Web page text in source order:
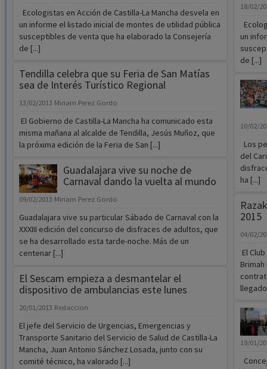
Ecologistas en Acción de Castilla-La Mancha desvela en
un informe el listado inicial de montes de utilidad pública
susceptibles de venta que ha elaborado la Consejería
de [...]
Tendilla celebra que su Feria de San Matías
sea de Interés Turístico Regional
13/02/2013 Miriam Perez Gordo
El Gobierno de Castilla-La Mancha ha comunicado esta
misma mañana al alcalde de Tendilla, Jesús Muñoz, que
la próxima edición de la Feria de San [...]
Guadalajara vive su noche de
Carnaval dando la vuelta al mundo
09/02/2013 Miriam Perez Gordo
Guadalajara vive su particular Sábado de Carnaval con la
XXXIII edición del concurso de disfraces de adultos, que
se ha desarrollado esta tarde-noche. Más de un
centenar [...]
El Sescam empieza a desmantelar el
dispositivo de ambulancias este lunes
20/01/2013 Redaccion
El jefe del Servicio de Urgencias, Emergencias y
Transporte Sanitario del Servicio de Salud de Castilla-La
Mancha, Juan Antonio Sánchez Losada, junto con su
comité técnico, ha valorado [...]
18/02/
un
de [...]
10/02/
Los
del
ha [...]
2015
04/02/
El
19/01/